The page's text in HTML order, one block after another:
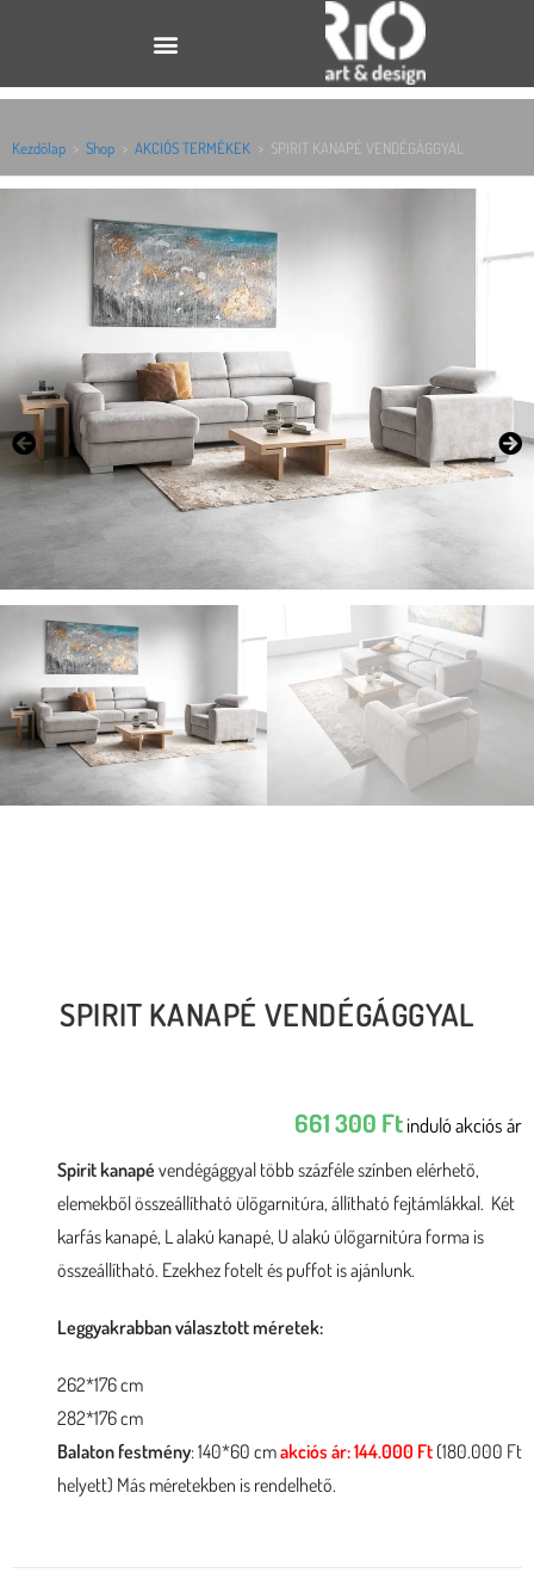
Kezdőlap > Shop > AKCIÓS TERMÉKEK > SPIRIT KANAPÉ VENDÉGÁGGYAL
SPIRIT KANAPÉ VENDÉGÁGGYAL
661 300 Ftinduló akciós ár
Spirit kanapé vendégággyal több százféle színben elérhető,
elemekből összeállítható ülőgarnitúra, állítható fejtámlákkal. Két
karfás kanapé, L alakú kanapé, U alakú ülőgarnitúra forma is
összeállítható. Ezekhez fotelt és puffot is ajánlunk.
Leggyakrabban választott méretek:
262*176 cm
282*176 cm
Balaton festmény: 140*60 cmakciós ár: 144.000 Ft (180.000 Ft
helyett) Más méretekben is rendelhető.